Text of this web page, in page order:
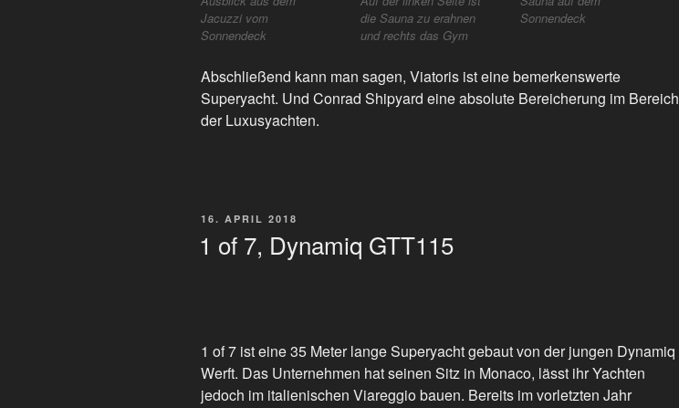
Jacuzzi vom
Sonnendeck
die Sauna zu erahnen
und rechts das Gym
Sonnendeck
Abschließend kann man sagen, Viatoris ist eine bemerkenswerte
Superyacht. Und Conrad Shipyard eine absolute Bereicherung im Bereich
der Luxusyachten.
VERÖFFENTLICHT
16. APRIL 2018
1 of 7, Dynamiq GTT115
1 of 7 ist eine 35 Meter lange Superyacht gebaut von der jungen Dynamiq
Werft. Das Unternehmen hat seinen Sitz in Monaco, lässt ihr Yachten
jedoch im italienischen Viareggio bauen. Bereits im vorletzten Jahr